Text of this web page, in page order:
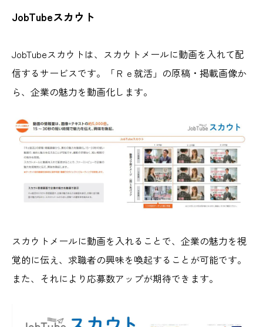
JobTubeスカウト
JobTubeスカウトは、スカウトメールに動画を入れて配
信するサービスです。「Ｒｅ就活」の原稿・掲載画像か
ら、企業の魅力を動画化します。
スカウトメールに動画を入れることで、企業の魅力を視
覚的に伝え、求職者の興味を喚起することが可能です。
また、それにより応募数アップが期待できます。